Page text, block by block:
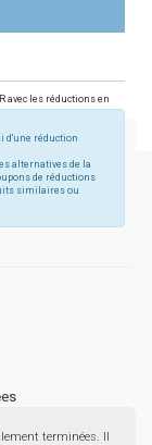
avec les réductions en
d'une réduction
alternatives de la
de réductions
similaires ou
terminées. Il